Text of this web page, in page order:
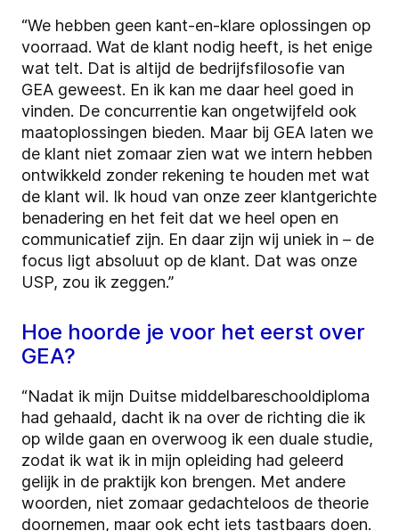
“We hebben geen kant-en-klare oplossingen op
voorraad. Wat de klant nodig heeft, is het enige
wat telt. Dat is altijd de bedrijfsfilosofie van
GEA geweest. En ik kan me daar heel goed in
vinden. De concurrentie kan ongetwijfeld ook
maatoplossingen bieden. Maar bij GEA laten we
de klant niet zomaar zien wat we intern hebben
ontwikkeld zonder rekening te houden met wat
de klant wil. Ik houd van onze zeer klantgerichte
benadering en het feit dat we heel open en
communicatief zijn. En daar zijn wij uniek in – de
focus ligt absoluut op de klant. Dat was onze
USP, zou ik zeggen.”
Hoe hoorde je voor het eerst over
GEA?
“Nadat ik mijn Duitse middelbareschooldiploma
had gehaald, dacht ik na over de richting die ik
op wilde gaan en overwoog ik een duale studie,
zodat ik wat ik in mijn opleiding had geleerd
gelijk in de praktijk kon brengen. Met andere
woorden, niet zomaar gedachteloos de theorie
doornemen, maar ook echt iets tastbaars doen.